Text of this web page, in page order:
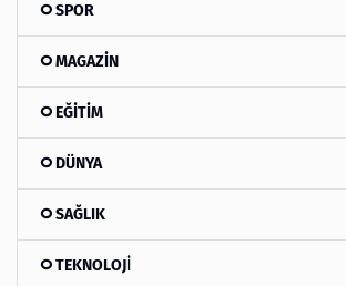
SPOR
MAGAZİN
EĞİTİM
DÜNYA
SAĞLIK
TEKNOLOJİ